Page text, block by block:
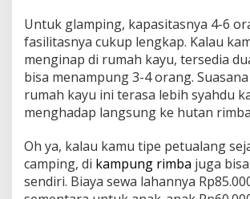
Untuk glamping, kapasitasnya 4-6
fasilitasnya cukup lengkap. Kalau
menginap di rumah kayu, tersedia
bisa menampung 3-4 orang.
rumah kayu ini terasa lebih syahdu
menghadap langsung ke hutan
Oh ya, kalau kamu tipe petualang
camping, di kampung rimba juga
sendiri. Biaya sewa lahannya